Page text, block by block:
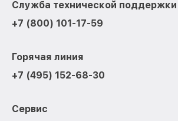
Служба технической поддержки
+7 (800) 101-17-59
Горячая линия
+7 (495) 152-68-30
Сервис